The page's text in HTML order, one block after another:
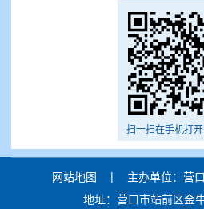
扫一扫在手机打
网站地图 |
主办单位：营
地址：营口市站前区金